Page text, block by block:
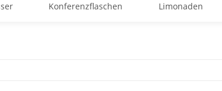
Konferenzflaschen Limonaden